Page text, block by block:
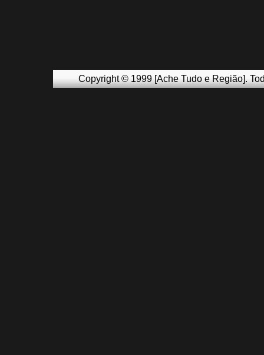
Copyright © 1999 [Ache Tudo e Região].